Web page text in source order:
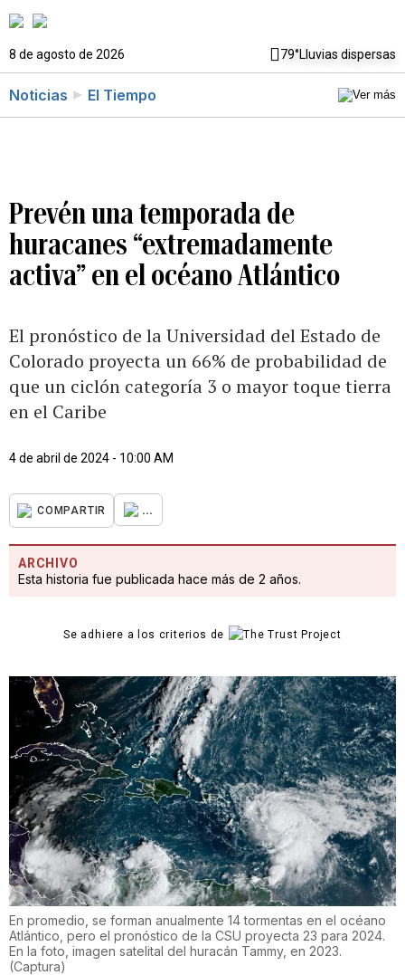
8 de agosto de 2026 79°Lluvias dispersas
Noticias El Tiempo
Prevén una temporada de
huracanes “extremadamente
activa” en el océano Atlántico
El pronóstico de la Universidad del Estado de
Colorado proyecta un 66% de probabilidad de
que un ciclón categoría 3 o mayor toque tierra
en el Caribe
4 de abril de 2024 - 10:00 AM
COMPARTIR ...
ARCHIVO
Esta historia fue publicada hace más de 2 años.
Se adhiere a los criterios de
En promedio, se forman anualmente 14 tormentas en el océano
Atlántico, pero el pronóstico de la CSU proyecta 23 para 2024.
En la foto, imagen satelital del huracán Tammy, en 2023.
(Captura)